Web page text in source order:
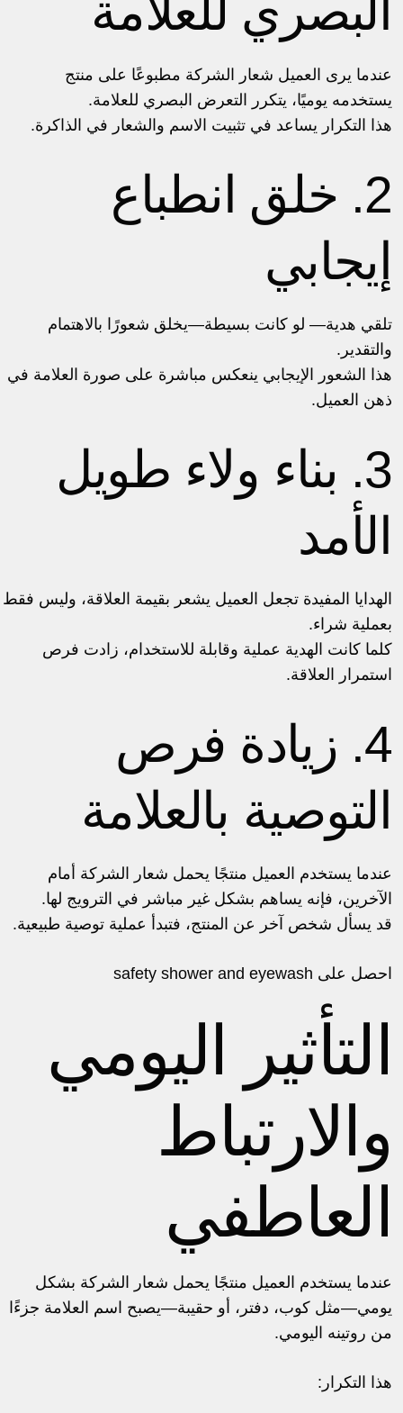
البصري للعلامة
عندما يرى العميل شعار الشركة مطبوعًا على منتج
يستخدمه يوميًا، يتكرر التعرض البصري للعلامة.
هذا التكرار يساعد في تثبيت الاسم والشعار في الذاكرة.
2. خلق انطباع
إيجابي
تلقي هدية— لو كانت بسيطة—يخلق شعورًا بالاهتمام
والتقدير.
هذا الشعور الإيجابي ينعكس مباشرة على صورة العلامة في
ذهن العميل.
3. بناء ولاء طويل
الأمد
الهدايا المفيدة تجعل العميل يشعر بقيمة العلاقة، وليس فقط
بعملية شراء.
كلما كانت الهدية عملية وقابلة للاستخدام، زادت فرص
استمرار العلاقة.
4. زيادة فرص
التوصية بالعلامة
عندما يستخدم العميل منتجًا يحمل شعار الشركة أمام
الآخرين، فإنه يساهم بشكل غير مباشر في الترويج لها.
قد يسأل شخص آخر عن المنتج، فتبدأ عملية توصية طبيعية.
احصل على safety shower and eyewash
التأثير اليومي
والارتباط
العاطفي
عندما يستخدم العميل منتجًا يحمل شعار الشركة بشكل
يومي—مثل كوب، دفتر، أو حقيبة—يصبح اسم العلامة جزءًا
من روتينه اليومي.
هذا التكرار: